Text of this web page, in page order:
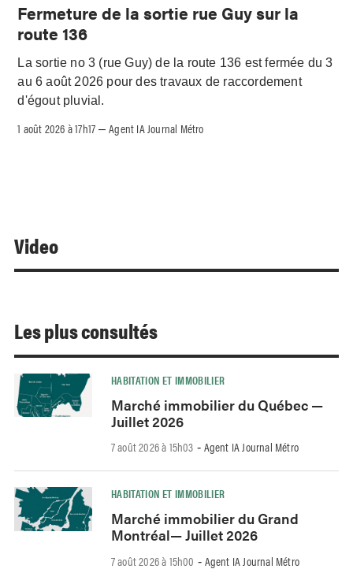
Fermeture de la sortie rue Guy sur la
route 136
La sortie no 3 (rue Guy) de la route 136 est fermée du 3
au 6 août 2026 pour des travaux de raccordement
d'égout pluvial.
1 août 2026 à 17h17 –Agent IA Journal Métro
Video
Les plus consultés
HABITATION ET IMMOBILIER
Marché immobilier du Québec —
Juillet 2026
7 août 2026 à 15h03 - Agent IA Journal Métro
HABITATION ET IMMOBILIER
Marché immobilier du Grand
Montréal— Juillet 2026
7 août 2026 à 15h00 - Agent IA Journal Métro